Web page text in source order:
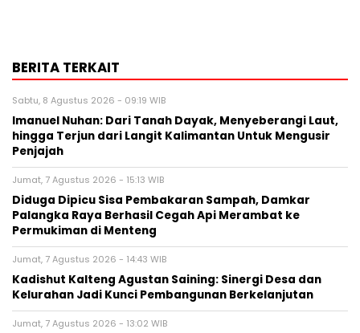
BERITA TERKAIT
Sabtu, 8 Agustus 2026 - 09:19 WIB
Imanuel Nuhan: Dari Tanah Dayak, Menyeberangi Laut,
hingga Terjun dari Langit Kalimantan Untuk Mengusir
Penjajah
Jumat, 7 Agustus 2026 - 15:13 WIB
Diduga Dipicu Sisa Pembakaran Sampah, Damkar
Palangka Raya Berhasil Cegah Api Merambat ke
Permukiman di Menteng
Jumat, 7 Agustus 2026 - 14:43 WIB
Kadishut Kalteng Agustan Saining: Sinergi Desa dan
Kelurahan Jadi Kunci Pembangunan Berkelanjutan
Jumat, 7 Agustus 2026 - 13:02 WIB